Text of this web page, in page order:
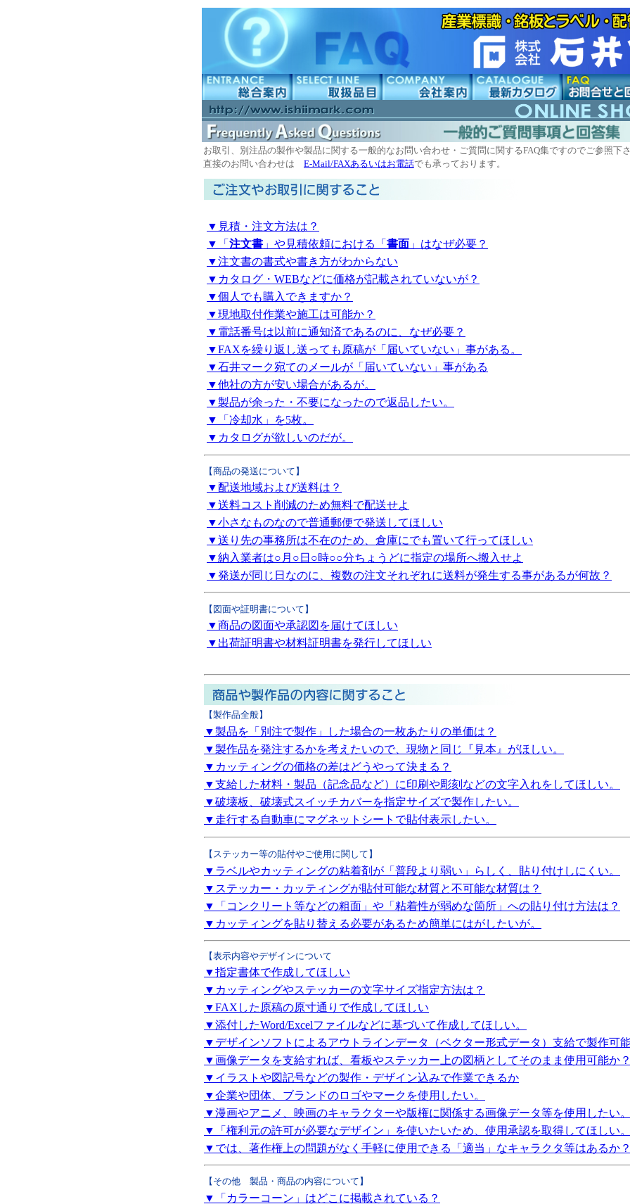
お取引、別注品の製作や製品に関する一般的なお問い合わせ・ご質問に関するFAQ集ですのでご参照下
直接のお問い合わせは E-Mail/FAXあるいはお電話でも承っております。
▼見積・注文方法は？
▼「 注文書 」や見積依頼における「 書面 」はなぜ必要？
▼注文書の書式や書き方がわからない
▼カタログ・WEBなどに価格が記載されていないが？
▼個人でも購入できますか？
▼現地取付作業や施工は可能か？
▼電話番号は以前に通知済であるのに、なぜ必要？
▼FAXを繰り返し送っても原稿が「届いていない」事がある。
▼石井マーク宛てのメールが「届いていない」事がある
▼他社の方が安い場合があるが。
▼製品が余った・不要になったので返品したい。
▼「冷却水」を5枚。
▼カタログが欲しいのだが。
【商品の発送について】
▼配送地域および送料は？
▼送料コスト削減のため無料で配送せよ
▼小さなものなので普通郵便で発送してほしい
▼送り先の事務所は不在のため、倉庫にでも置いて行ってほしい
▼納入業者は○月○日○時○○分ちょうどに指定の場所へ搬入せよ
▼発送が同じ日なのに、複数の注文それぞれに送料が発生する事があるが何故？
【図面や証明書について】
▼商品の図面や承認図を届けてほしい
▼出荷証明書や材料証明書を発行してほしい
【製作品全般】
▼製品を「別注で製作」した場合の一枚あたりの単価は？
▼製作品を発注するかを考えたいので、現物と同じ『見本』がほしい。
▼カッティングの価格の差はどうやって決まる？
▼支給した材料・製品（記念品など）に印刷や彫刻などの文字入れをしてほしい。
▼破壊板、破壊式スイッチカバーを指定サイズで製作したい。
▼走行する自動車にマグネットシートで貼付表示したい。
【ステッカー等の貼付やご使用に関して】
▼ラベルやカッティングの粘着剤が「普段より弱い」らしく、貼り付けしにくい。
▼ステッカー・カッティングが貼付可能な材質と不可能な材質は？
▼「コンクリート等などの粗面」や「粘着性が弱めな箇所」への貼り付け方法は？
▼カッティングを貼り替える必要があるため簡単にはがしたいが。
【表示内容やデザインについて
▼指定書体で作成してほしい
▼カッティングやステッカーの文字サイズ指定方法は？
▼FAXした原稿の原寸通りで作成してほしい
▼添付したWord/Excelファイルなどに基づいて作成してほしい。
▼デザインソフトによるアウトラインデータ（ベクター形式データ）支給で製作可
▼画像データを支給すれば、看板やステッカー上の図柄としてそのまま使用可能か
▼イラストや図記号などの製作・デザイン込みで作業できるか
▼企業や団体、ブランドのロゴやマークを使用したい。
▼漫画やアニメ、映画のキャラクターや版権に関係する画像データ等を使用したい
▼「権利元の許可が必要なデザイン」を使いたいため、使用承認を取得してほしい
▼では、著作権上の問題がなく手軽に使用できる「適当」なキャラクタ等はあるか
【その他 製品・商品の内容について】
▼「カラーコーン」はどこに掲載されている？